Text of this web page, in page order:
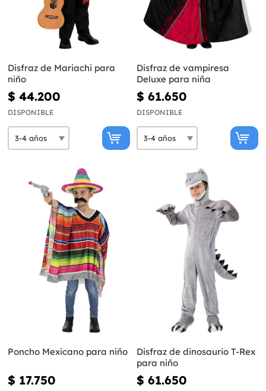
Disfraz de Mariachi para
niño
$ 44.200
DISPONIBLE
Disfraz de vampiresa
Deluxe para niña
$ 61.650
DISPONIBLE
Poncho Mexicano para niño
$ 17.750
Disfraz de dinosaurio T-Rex
para niño
$ 61.650